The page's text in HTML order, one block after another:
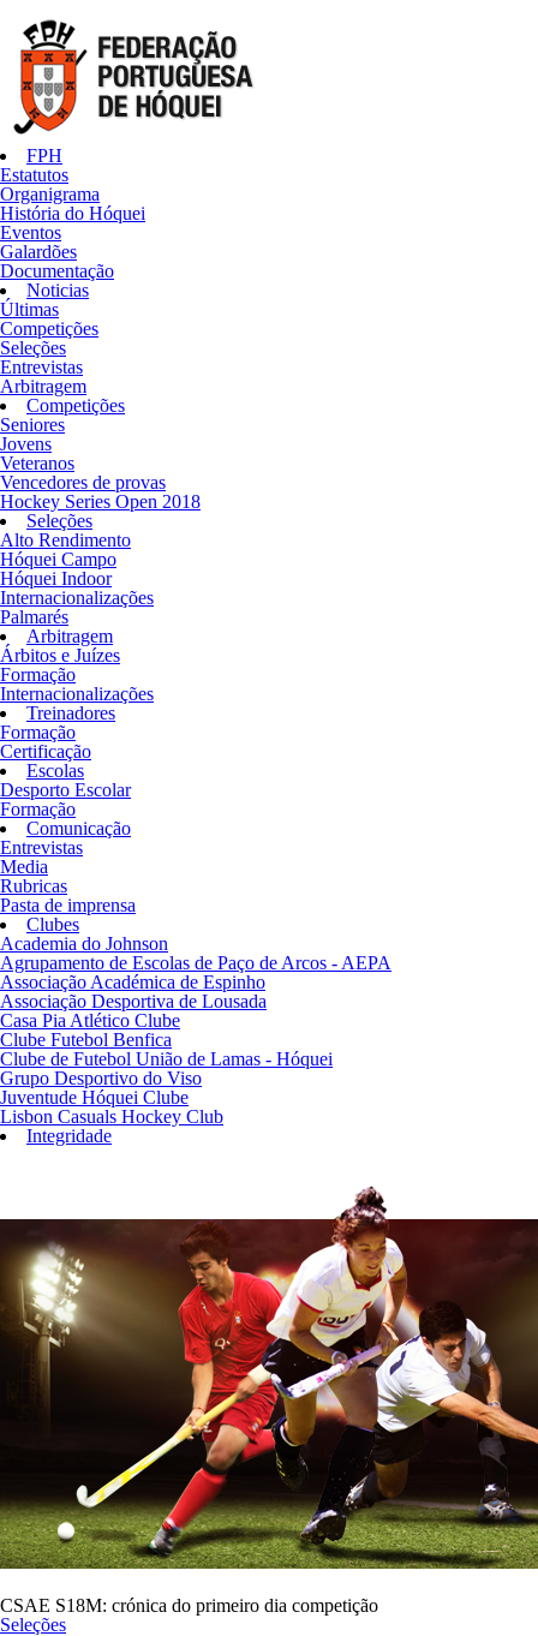
FPH
Estatutos
Organigrama
História do Hóquei
Eventos
Galardões
Documentação
Noticias
Últimas
Competições
Seleções
Entrevistas
Arbitragem
Competições
Seniores
Jovens
Veteranos
Vencedores de provas
Hockey Series Open 2018
Seleções
Alto Rendimento
Hóquei Campo
Hóquei Indoor
Internacionalizações
Palmarés
Arbitragem
Árbitos e Juízes
Formação
Internacionalizações
Treinadores
Formação
Certificação
Escolas
Desporto Escolar
Formação
Comunicação
Entrevistas
Media
Rubricas
Pasta de imprensa
Clubes
Academia do Johnson
Agrupamento de Escolas de Paço de Arcos - AEPA
Associação Académica de Espinho
Associação Desportiva de Lousada
Casa Pia Atlético Clube
Clube Futebol Benfica
Clube de Futebol União de Lamas - Hóquei
Grupo Desportivo do Viso
Juventude Hóquei Clube
Lisbon Casuals Hockey Club
Integridade
CSAE S18M: crónica do primeiro dia competição
Seleções